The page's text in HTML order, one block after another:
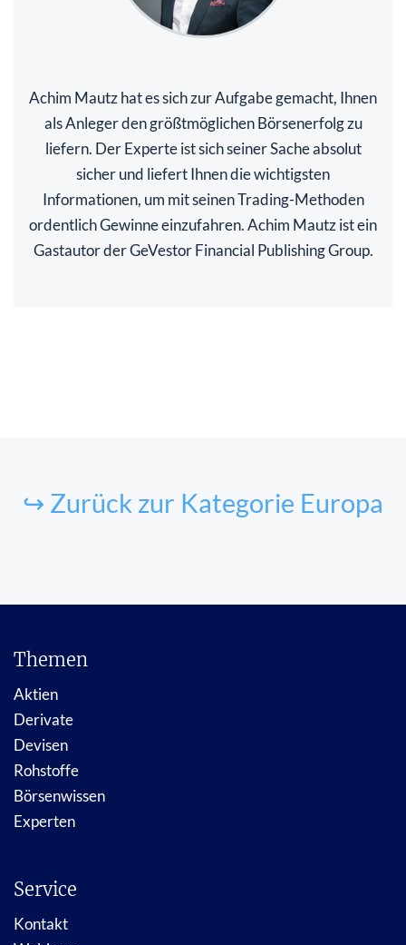
Achim Mautz hat es sich zur Aufgabe gemacht, Ihnen
als Anleger den größtmöglichen Börsenerfolg zu
liefern. Der Experte ist sich seiner Sache absolut
sicher und liefert Ihnen die wichtigsten
Informationen, um mit seinen Trading-Methoden
ordentlich Gewinne einzufahren. Achim Mautz ist ein
Gastautor der GeVestor Financial Publishing Group.
↪ Zurück zur Kategorie Europa
Themen
Aktien
Derivate
Devisen
Rohstoffe
Börsenwissen
Experten
Service
Kontakt